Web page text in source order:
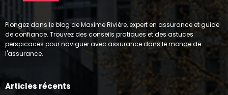
Plongez dans le blog de Maxime Rivière, expert en assurance et guide
de confiance. Trouvez des conseils pratiques et des astuces
perspicaces pour naviguer avec assurance dans le monde de
l'assurance.
Articles récents